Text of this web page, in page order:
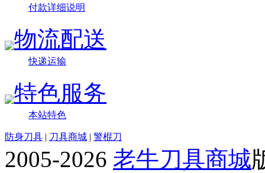
付款详细说明
物流配送
快递运输
特色服务
本站特色
防身刀具 | 刀具商城 | 警棍刀
2005-2026 老牛刀具商城